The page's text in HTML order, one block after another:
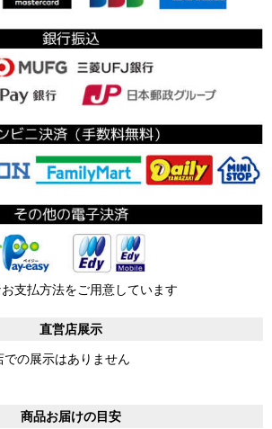
支払方法をご用意しています
直営店展示
の展示はありません
商品お届けの目安